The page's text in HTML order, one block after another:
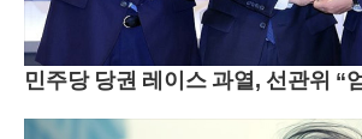
민주당 당권 레이스 과열, 선관위 “